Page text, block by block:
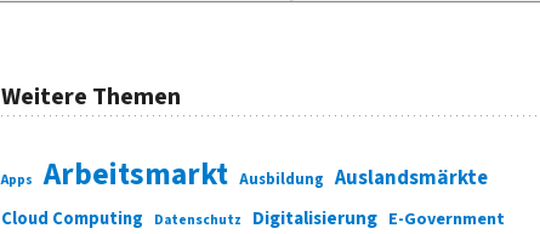
Weitere Themen
Apps Arbeitsmarkt Ausbildung Auslandsmärkte
Cloud Computing Datenschutz Digitalisierung E-Government